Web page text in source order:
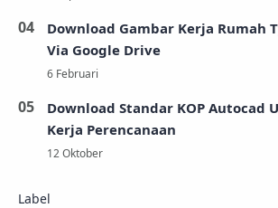
Download Gambar Kerja Rumah
Via Google Drive
Download Standar KOP Autocad
Kerja Perencanaan
Label